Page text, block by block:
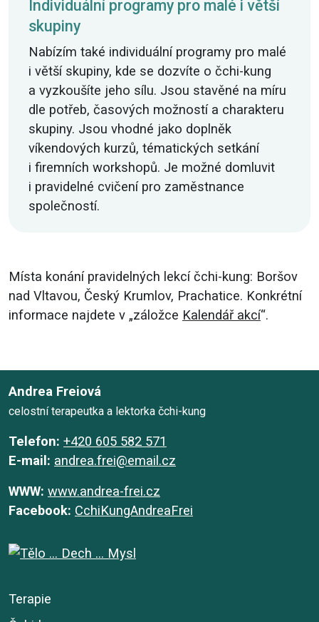
Individuální programy pro malé i větší
skupiny
Nabízím také individuální programy pro malé
i větší skupiny, kde se dozvíte o čchi-kung
a vyzkoušíte jeho sílu. Jsou stavěné na míru
dle potřeb, časových možností a charakteru
skupiny. Jsou vhodné jako doplněk
víkendových kurzů, tématických setkání
i firemních workshopů. Je možné domluvit
i pravidelné cvičení pro zaměstnance
společností.
Místa konání pravidelných lekcí čchi-kung: Boršov
nad Vltavou, Český Krumlov, Prachatice. Konkrétní
informace najdete v „záložce Kalendář akcí“.
Andrea Freiová
celostní terapeutka a lektorka čchi-kung
Telefon: +420 605 582 571
E-mail: andrea.frei@email.cz
WWW: www.andrea-frei.cz
Facebook: CchiKungAndreaFrei
Terapie